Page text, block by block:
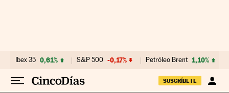
Ibex 35 0,61% S&P 500 -0,17% Petróleo Brent 1,10%
SUSCRÍBETE